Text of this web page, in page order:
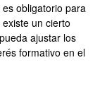
obligatorio para
un cierto
ajustar los
formativo en el